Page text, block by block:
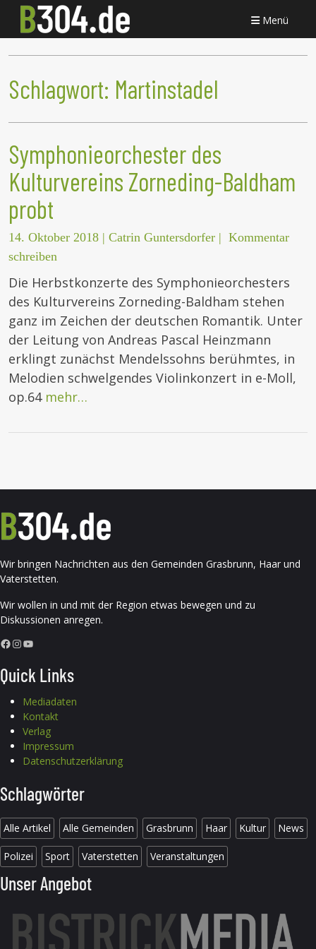
Menü
Schlagwort: Martinstadel
Symphonieorchester des
Kulturvereins Zorneding-Baldham
probt
14. Oktober 2018 | Catrin Guntersdorfer | Kommentar
schreiben
Die Herbstkonzerte des Symphonieorchesters
des Kulturvereins Zorneding-Baldham stehen
ganz im Zeichen der deutschen Romantik. Unter
der Leitung von Andreas Pascal Heinzmann
erklingt zunächst Mendelssohns berühmtes, in
Melodien schwelgendes Violinkonzert in e-Moll,
op.64 mehr…
Wir bringen Nachrichten aus den Gemeinden Grasbrunn, Haar und
Vaterstetten.
Wir wollen in und mit der Region etwas bewegen und zu
Diskussionen anregen.
Facebook InstagramYouTube
Quick Links
Mediadaten
Kontakt
Verlag
Impressum
Datenschutzerklärung
Schlagwörter
Alle Artikel Alle Gemeinden Grasbrunn Haar Kultur News
Polizei Sport Vaterstetten Veranstaltungen
Unser Angebot